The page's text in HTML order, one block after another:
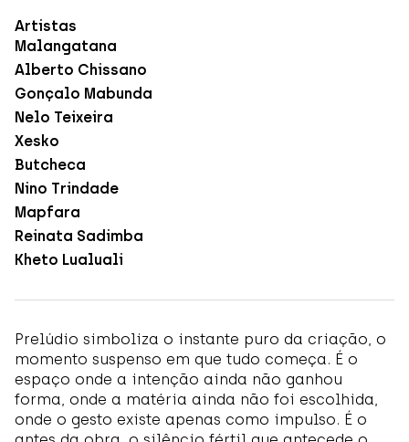
Artistas
Malangatana
Alberto Chissano
Gonçalo Mabunda
Nelo Teixeira
Xesko
Butcheca
Nino Trindade
Mapfara
Reinata Sadimba
Kheto Lualuali
Prelúdio simboliza o instante puro da criação, o
momento suspenso em que tudo começa. É o
espaço onde a intenção ainda não ganhou
forma, onde a matéria ainda não foi escolhida,
onde o gesto existe apenas como impulso. É o